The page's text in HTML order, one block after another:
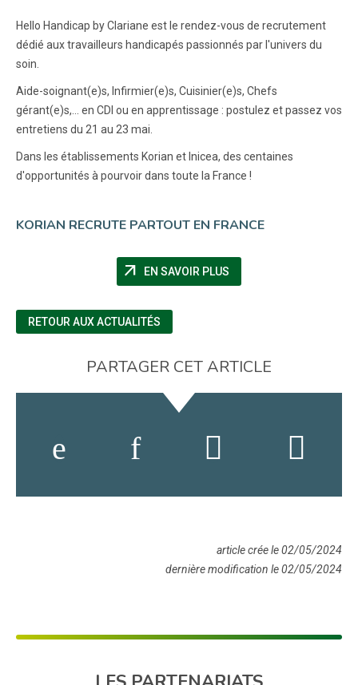
Hello Handicap by Clariane est le rendez-vous de recrutement
dédié aux travailleurs handicapés passionnés par l'univers du
soin.
Aide-soignant(e)s, Infirmier(e)s, Cuisinier(e)s, Chefs
gérant(e)s,... en CDI ou en apprentissage : postulez et passez vos
entretiens du 21 au 23 mai.
Dans les établissements Korian et Inicea, des centaines
d'opportunités à pourvoir dans toute la France !
KORIAN RECRUTE PARTOUT EN FRANCE
arrow_outward EN SAVOIR PLUS
RETOUR AUX ACTUALITÉS
PARTAGER CET ARTICLE
article crée le 02/05/2024
dernière modification le 02/05/2024